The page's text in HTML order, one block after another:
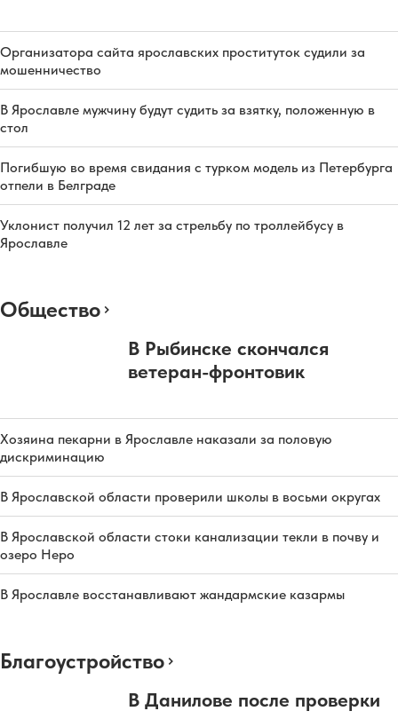
Организатора сайта ярославских проституток судили за
мошенничество
В Ярославле мужчину будут судить за взятку, положенную в
стол
Погибшую во время свидания с турком модель из Петербурга
отпели в Белграде
Уклонист получил 12 лет за стрельбу по троллейбусу в
Ярославле
Общество
В Рыбинске скончался
ветеран-фронтовик
Хозяина пекарни в Ярославле наказали за половую
дискриминацию
В Ярославской области проверили школы в восьми округах
В Ярославской области стоки канализации текли в почву и
озеро Неро
В Ярославле восстанавливают жандармские казармы
Благоустройство
В Данилове после проверки